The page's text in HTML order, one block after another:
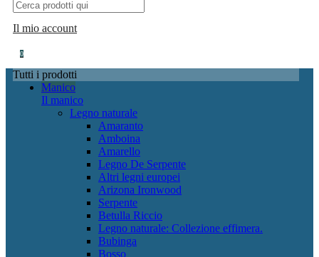
Il mio account
0
Tutti i prodotti
Manico
Il manico
Legno naturale
Amaranto
Amboina
Amarello
Legno De Serpente
Altri legni europei
Arizona Ironwood
Serpente
Betulla Riccio
Legno naturale: Collezione effimera.
Bubinga
Bosso